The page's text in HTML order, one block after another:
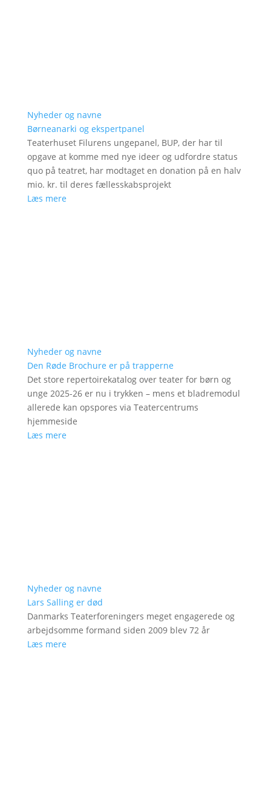
Nyheder og navne
Børneanarki og ekspertpanel
Teaterhuset Filurens ungepanel, BUP, der har til
opgave at komme med nye ideer og udfordre status
quo på teatret, har modtaget en donation på en halv
mio. kr. til deres fællesskabsprojekt
Læs mere
Nyheder og navne
Den Røde Brochure er på trapperne
Det store repertoirekatalog over teater for børn og
unge 2025-26 er nu i trykken – mens et bladremodul
allerede kan opspores via Teatercentrums
hjemmeside
Læs mere
Nyheder og navne
Lars Salling er død
Danmarks Teaterforeningers meget engagerede og
arbejdsomme formand siden 2009 blev 72 år
Læs mere